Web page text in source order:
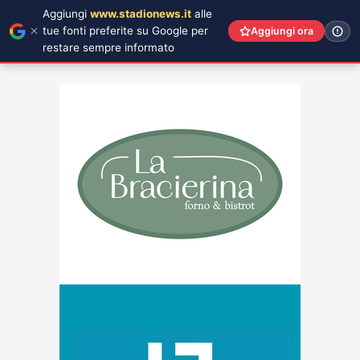
Aggiungi www.stadionews.it alle
tue fonti preferite su Google per
restare sempre informato
Aggiungi ora